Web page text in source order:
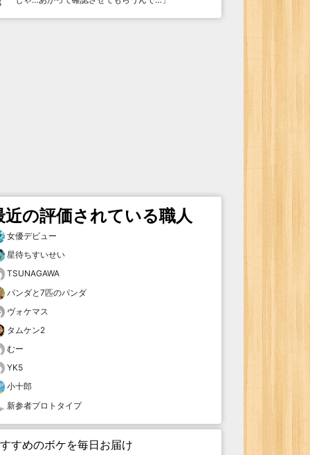
近の評価されている職人
女優デビュー
星待ちすいせい
TSUNAGAWA
パンダと7匹のパンダ
ヴォケマス
タムケン2
むー
YK5
小十郎
新参者プロトタイプ
すめのボケを毎日お届け